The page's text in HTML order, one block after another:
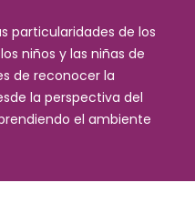
particularidades de los
niños y las niñas de
de reconocer la
la perspectiva del
el ambiente